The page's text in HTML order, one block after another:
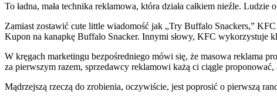
To ładna, mała technika reklamowa, która działa całkiem nieźle.
Zamiast zostawić cute little wiadomość jak „Try Buffalo Snackers,”
Kupon na kanapkę Buffalo Snacker. Innymi słowy, KFC wykorzystuje
W kręgach marketingu bezpośredniego mówi się, że masowa reklama
za pierwszym razem, sprzedawcy reklamowi każą ci ciągle
Mądrzejszą rzeczą do zrobienia, oczywiście, jest poprosić o pierwszą